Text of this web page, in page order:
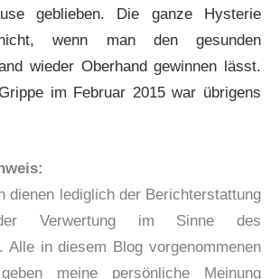
geblieben. Die ganze Hysterie
wenn man den gesunden
wieder Oberhand gewinnen lässt.
im Februar 2015 war übrigens
dienen lediglich der Berichterstattung
Verwertung im Sinne des
Alle in diesem Blog vorgenommenen
meine persönliche Meinung